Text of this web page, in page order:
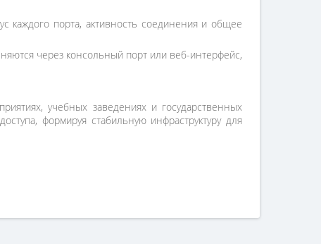
каждого порта, активность соединения и общее
через консольный порт или веб-интерфейс,
учебных заведениях и государственных
формируя стабильную инфраструктуру для